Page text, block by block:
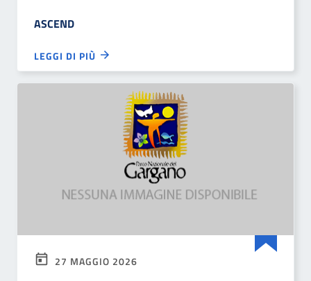
ASCEND
LEGGI DI PIÙ
27 MAGGIO 2026